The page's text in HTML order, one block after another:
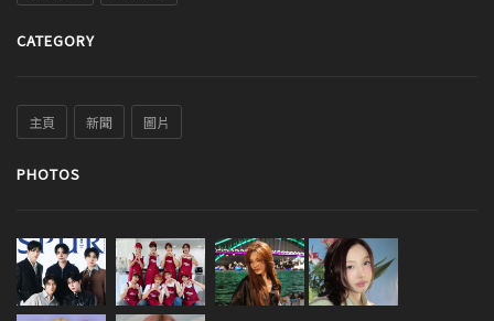
CATEGORY
主頁 新聞 圖片
PHOTOS